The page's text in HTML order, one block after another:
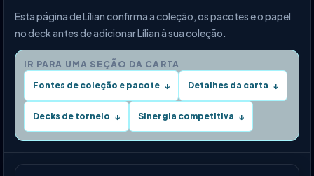
Esta página de Lílian confirma a coleção, os pacotes e o papel
no deck antes de adicionar Lílian à sua coleção.
IR PARA UMA SEÇÃO DA CARTA
Fontes de coleção e pacote ↓ Detalhes da carta ↓
Decks de torneio ↓ Sinergia competitiva ↓